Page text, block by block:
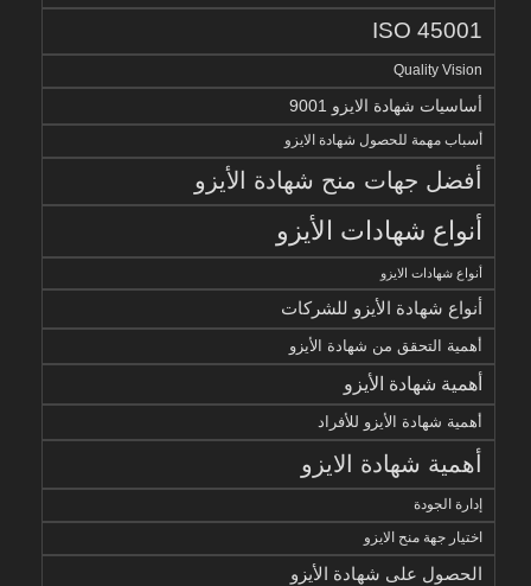
ISO 45001
Quality Vision
أساسيات شهادة الايزو 9001
أسباب مهمة للحصول شهادة الايزو
أفضل جهات منح شهادة الأيزو
أنواع شهادات الأيزو
أنواع شهادات الايزو
أنواع شهادة الأيزو للشركات
أهمية التحقق من شهادة الأيزو
أهمية شهادة الأيزو
أهمية شهادة الأيزو للأفراد
أهمية شهادة الايزو
إدارة الجودة
اختيار جهة منح الايزو
الحصول على شهادة الأيزو